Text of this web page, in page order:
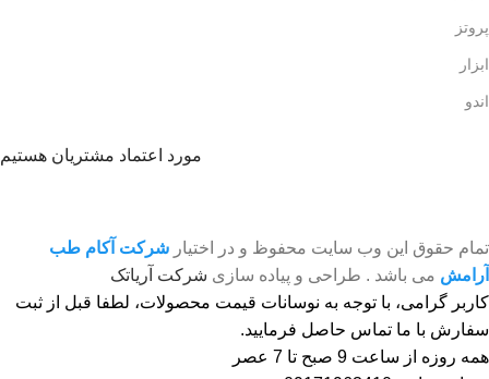
پروتز
ابزار
اندو
مورد اعتماد مشتریان هستیم
تمام حقوق این وب سایت محفوظ و در اختیار شرکت آکام طب
آرامش می باشد . طراحی و پیاده سازی شرکت آریاتک
کاربر گرامی، با توجه به نوسانات قیمت محصولات، لطفا قبل از ثبت
سفارش با ما تماس حاصل فرمایید.
همه روزه از ساعت 9 صبح تا 7 عصر